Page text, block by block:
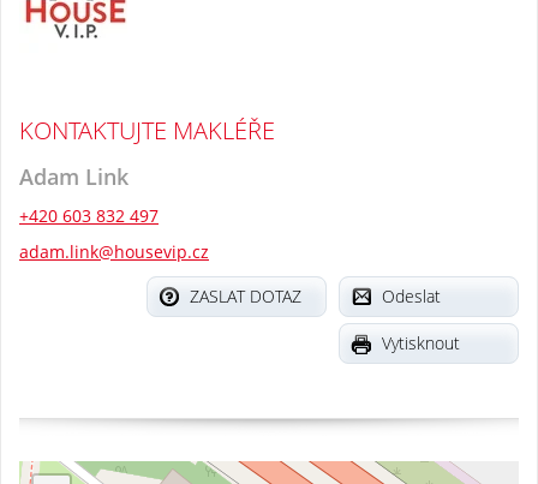
KONTAKTUJTE MAKLÉŘE
Adam Link
+420 603 832 497
adam.link@housevip.cz
Odeslat
ZASLAT DOTAZ
Vytisknout